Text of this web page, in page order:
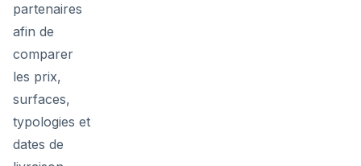
partenaires
afin de
comparer
les prix,
surfaces,
typologies et
dates de